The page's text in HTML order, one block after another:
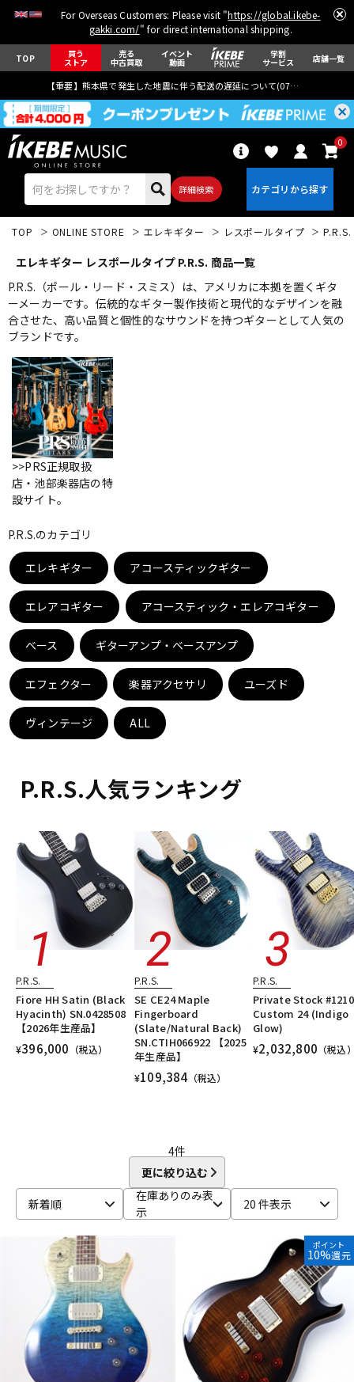
For Overseas Customers: Please visit "https://global.ikebe-
gakki.com/" for direct international shipping.
TOP 買う
ストア
売る
中古買取
イベント
動画
学割
サービス 店舗一覧
【重要】熊本県で発生した地震に伴う配送の遅延について(07月29日
詳細検索
0
エレキギター アコギ/エレアコ
ベース
ドラム
キーボード
管楽器 その他楽器
アンプ エフェクター
DJ機器 DTM
DTM オンライン納品
配信/ライブ機器 楽器アクセサリ
中古 ヴィンテージ
TOP ONLINE STORE エレキギター レスポールタイプ P.R.S.
エレキギター レスポールタイプ P.R.S. 商品一覧
P.R.S.（ポール・リード・スミス）は、アメリカに本拠を置くギタ
ーメーカーです。伝統的なギター製作技術と現代的なデザインを融
合させた、高い品質と個性的なサウンドを持つギターとして人気の
ブランドです。
>>PRS正規取扱
店・池部楽器店の特
設サイト。
P.R.S.のカテゴリ
エレキギター アコースティックギター
エレアコギター アコースティック・エレアコギター
ベース ギターアンプ・ベースアンプ
エフェクター 楽器アクセサリ ユーズド
ヴィンテージ ALL
P.R.S.人気ランキング
P.R.S.
Fiore HH Satin (Black
Hyacinth) SN.0428508
【2026年生産品】
¥396,000 （税込）
P.R.S.
SE CE24 Maple
Fingerboard
(Slate/Natural Back)
SN.CTIH066922 【2025
年生産品】
¥109,384（税込）
P.R.S.
Private Stock
Custom 24 (Indigo
Glow)
¥2,032,800 （税込
4件
更に絞り込む
新着順
在庫ありのみ表
示
20 件表示
ポイント
10%還元